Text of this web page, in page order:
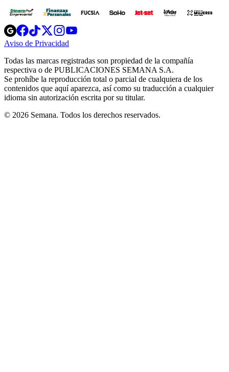
Opens
in
new
Opens
in
new
Opens
in
new
window
Opens
new
windowwindow
Aviso de Privacidad
new
window
Todas las marcas registradas son propiedad de la compañía
respectiva o de PUBLICACIONES SEMANA S.A.
Se prohíbe la reproducción total o parcial de cualquiera de los
contenidos que aquí aparezca, así como su traducción a cualquier
idioma sin autorización escrita por su titular.
© 2026 Semana. Todos los derechos reservados.